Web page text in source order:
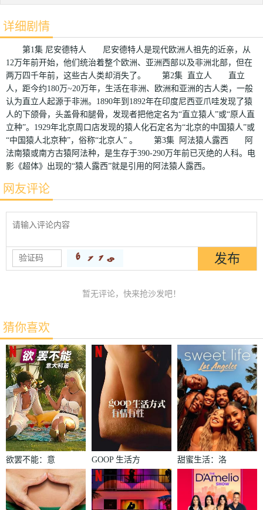
详细剧情
第1集 尼安德特人 尼安德特人是现代欧洲人祖先的近亲，从
12万年前开始，他们统治着整个欧洲、亚洲西部以及非洲北部，但在
两万四千年前，这些古人类却消失了。 第2集 直立人 直立
人，距今约180万~20万年，生活在非洲、欧洲和亚洲的古人类，一般
认为直立人起源于非洲。1890年到1892年在印度尼西亚爪哇发现了猿
人的下颌骨，头盖骨和腿骨，发现者把他定名为“直立猿人”或“原人直
立种”。1929年北京周口店发现的猿人化石定名为“北京的中国猿人”或
“中国猿人北京种”，俗称“北京人” 。 第3集 阿法猿人露西 阿
法南猿或南方古猿阿法种，是生存于390-290万年前已灭绝的人科。电
影《超体》出现的“猿人露西”就是引用的阿法猿人露西。
网友评论
暂无评论，快来抢沙发吧！
猜你喜欢
欲罢不能：意
大利篇
GOOP 生活方
式：有情有性
第一季
甜蜜生活：洛
杉矶第二季